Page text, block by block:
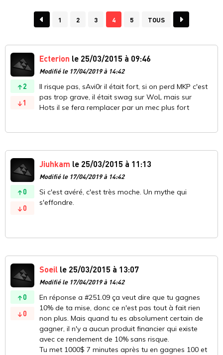
1 2 3 4 5 TOUS
2
1
Ecterion le 25/03/2015 à 09:46
Modifié le 17/04/2019 à 14:42
Il risque pas, sAvi0r il était fort, si on perd MKP c'est
pas trop grave, il était swag sur WoL mais sur
Hots il se fera remplacer par un mec plus fort
0
0
Jiuhkam le 25/03/2015 à 11:13
Modifié le 17/04/2019 à 14:42
Si c'est avéré, c'est très moche. Un mythe qui
s'effondre.
0
0
Soeil le 25/03/2015 à 13:07
Modifié le 17/04/2019 à 14:42
En réponse a #251.09 ça veut dire que tu gagnes
10% de ta mise, donc ce n'est pas tout à fait rien
non plus. Mais quand tu es absolument certain de
gagner, il n'y a aucun produit financier qui existe
avec ce rendement de 10% sans risque.
Tu met 1000$ 7 minutes après tu en gagnes 100 et